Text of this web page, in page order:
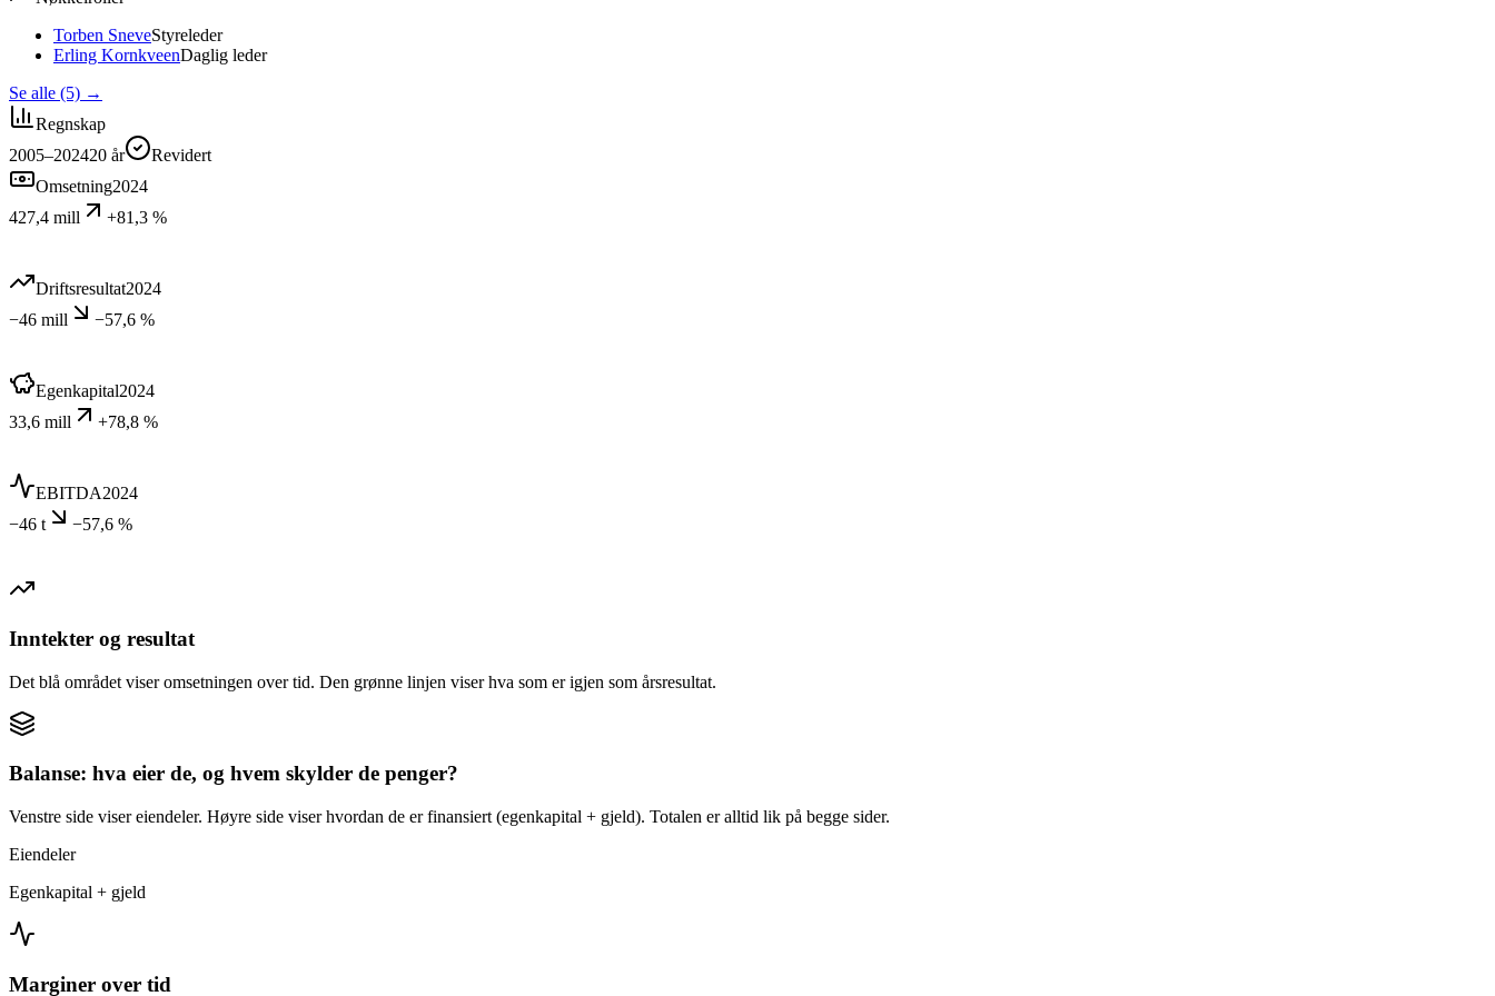
Torben SneveStyreleder
Erling KornkveenDaglig leder
Se alle (5) →
Regnskap
2005–202420 år
Revidert
Omsetning2024
427,4 mill
+81,3 %
Driftsresultat2024
−46 mill
−57,6 %
Egenkapital2024
33,6 mill
+78,8 %
EBITDA2024
−46 t
−57,6 %
Inntekter og resultat
Det blå området viser omsetningen over tid. Den grønne linjen viser hva som er igjen som årsresultat.
Balanse: hva eier de, og hvem skylder de penger?
Venstre side viser eiendeler. Høyre side viser hvordan de er finansiert (egenkapital + gjeld). Totalen er alltid lik på begge sider.
Eiendeler
Egenkapital + gjeld
Marginer over tid